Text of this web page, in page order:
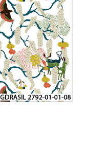
1/1